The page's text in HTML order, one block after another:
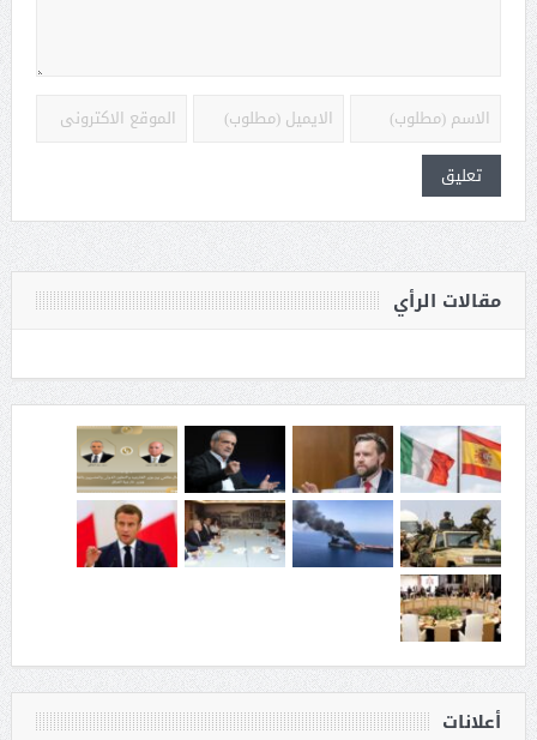
مقالات الرأي
أعلانات